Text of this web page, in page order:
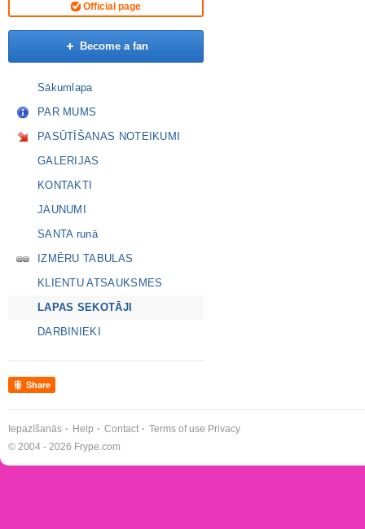
Official page
Become a fan
Sākumlapa
PAR MUMS
PASŪTĪŠANAS NOTEIKUMI
GALERIJAS
KONTAKTI
JAUNUMI
SANTA runā
IZMĒRU TABULAS
KLIENTU ATSAUKSMES
LAPAS SEKOTĀJI
DARBINIEKI
Share
Iepazīšanās Help Contact Terms of use Privacy
© 2004 - 2026 Frype.com